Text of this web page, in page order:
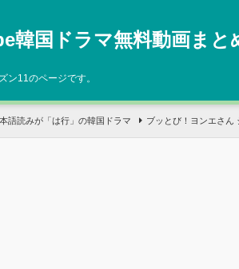
韓国ドラマ無料動画まと
ン11のページです。
語読みが「は行」の韓国ドラマ ブッとび！ヨンエさん